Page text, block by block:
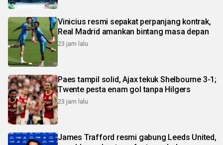
Vinicius resmi sepakat perpanjang kontrak,
Real Madrid amankan bintang masa depan
23 jam lalu
Paes tampil solid, Ajax tekuk Shelbourne 3-1;
Twente pesta enam gol tanpa Hilgers
23 jam lalu
James Trafford resmi gabung Leeds United,